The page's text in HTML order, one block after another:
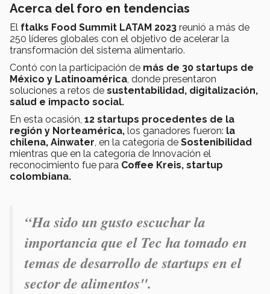
Acerca del foro en tendencias
El ftalks Food Summit LATAM 2023 reunió a más de
250 líderes globales con el objetivo de acelerar la
transformación del sistema alimentario.
Contó con la participación de más de 30 startups de
México y Latinoamérica , donde presentaron
soluciones a retos de sustentabilidad, digitalización,
salud e impacto social.
En esta ocasión, 12 startups procedentes de la
región y Norteamérica, los ganadores fueron: la
chilena, Ainwater , en la categoría de Sostenibilidad
mientras que en la categoría de Innovación el
reconocimiento fue para Coffee Kreis, startup
colombiana.
“Ha sido un gusto escuchar la
importancia que el Tec ha tomado en
temas de desarrollo de startups en el
sector de alimentos".